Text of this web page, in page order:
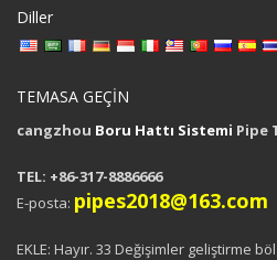
Diller
TEMASA GEÇİN
cangzhou Boru Hattı Sistemi Pipe
TEL: +86-317-8886666
E-posta: pipes2018@163.com
EKLE: Hayır. 33 Değişimler geliştirme